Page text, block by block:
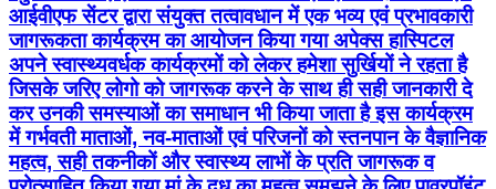
आईवीएफ सेंटर द्वारा संयुक्त तत्वावधान में एक भव्य एवं प्रभावकारी
जागरूकता कार्यक्रम का आयोजन किया गया अपेक्स हास्पिटल
अपने स्वास्थ्यवर्धक कार्यक्रमों को लेकर हमेशा सुर्खियों ने रहता है
जिसके जरिए लोगो को जागरूक करने के साथ ही सही जानकारी दे
कर उनकी समस्याओं का समाधान भी किया जाता है इस कार्यक्रम
में गर्भवती माताओं, नव-माताओं एवं परिजनों को स्तनपान के वैज्ञानिक
महत्व, सही तकनीकों और स्वास्थ्य लाभों के प्रति जागरूक व